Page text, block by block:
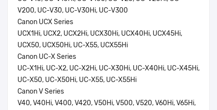
V200, UC-V30, UC-V30Hi, UC-V300
Canon UCX Series
UCX1Hi, UCX2, UCX2Hi, UCX30Hi, UCX40Hi, UCX45Hi,
UCX50, UCX50Hi, UC-X55, UCX55Hi
Canon UC-X Series
UC-X1Hi, UC-X2, UC-X2Hi, UC-X30Hi, UC-X40Hi, UC-X45Hi,
UC-X50, UC-X50Hi, UC-X55, UC-X55Hi
Canon V Series
V40, V40Hi, V400, V420, V50Hi, V500, V520, V60Hi, V65Hi,